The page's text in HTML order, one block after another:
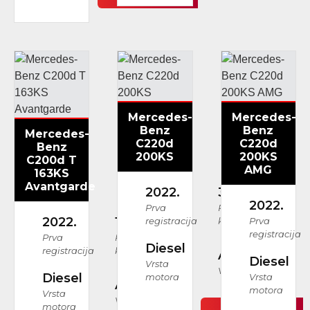
Mercedes-
Benz
C200d T
163KS
Avantgarde
2022.
Prva
registracija
141.622 km
Prijeđeni
kilometri
Diesel
Vrsta
motora
Automatski
Vrsta mjenjača
Mercedes-
Benz
C220d
200KS
2022.
Prva
registracija
35.463 km
Prijeđeni
kilometri
Diesel
Vrsta
motora
Automatski
Vrsta mjenjača
Mercedes-
Benz
C220d
200KS
AMG
2022.
Prva
registracija
Diesel
Vrsta
motora